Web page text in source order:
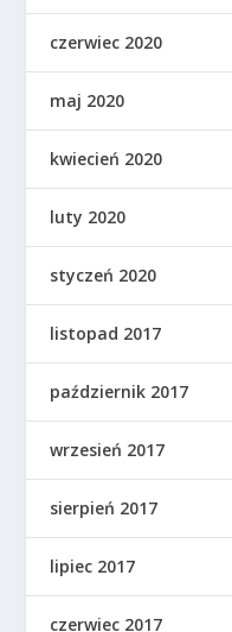
czerwiec 2020
maj 2020
kwiecień 2020
luty 2020
styczeń 2020
listopad 2017
październik 2017
wrzesień 2017
sierpień 2017
lipiec 2017
czerwiec 2017